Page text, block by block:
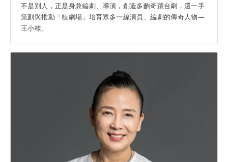
不是別人，正是身兼編劇、導演，創造多齣奇蹟台劇，還一手
策劃與推動「植劇場」培育眾多一線演員、編劇的傳奇人物­­­—
王小棣。